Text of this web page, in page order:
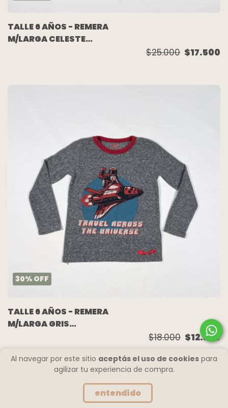
Al navegar por este sitio aceptás el uso de cookies para
agilizar tu experiencia de compra.
entendido
TALLE 6 AÑOS - REMERA
M/LARGA CELESTE
$25.000 $17.500
30% OFF
TALLE 6 AÑOS - REMERA
M/LARGA GRIS
DANVERS
$18.000 $12.600